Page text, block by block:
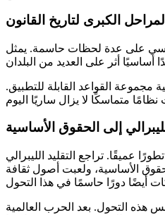
المراحل الكبرى لتاريخ القانون
على عدة لحظات حاسمة. يمثل
مجموعة القواعد القابلة للتطبيق.
إلى الحقوق الأساسية
عميقًا. تراجع التقليد الليبرالي
الأساسية، ولعبت أصول ثقافة
إعلان عام 1789 أسس هذه التحول. بعد الحرب العالمية